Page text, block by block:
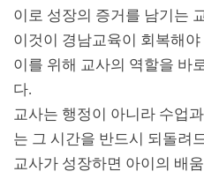
이로 성장의 증거를 남기는
이것이 경남교육이 회복해
이를 위해 교사의 역할을 바
다.
교사는 행정이 아니라 수업
는 그 시간을 반드시 되돌려
교사가 성장하면 아이의 배